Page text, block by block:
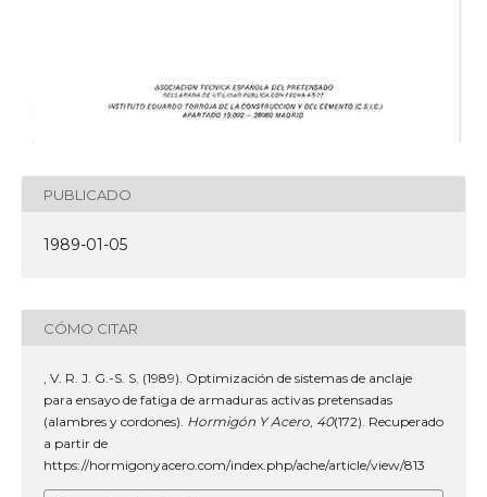
PUBLICADO
1989-01-05
CÓMO CITAR
, V. R. J. G.-S. S. (1989). Optimización de sistemas de anclaje
para ensayo de fatiga de armaduras activas pretensadas
(alambres y cordones). Hormigón Y Acero, 40(172). Recuperado
a partir de
https://hormigonyacero.com/index.php/ache/article/view/813